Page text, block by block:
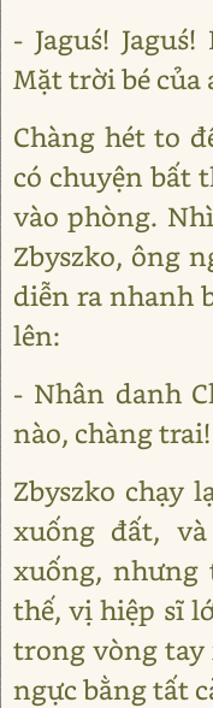
- Jaguś!
Mặt trời bé của
Chàng hét to
có chuyện bất
vào phòng.
Zbyszko, ông
diễn ra nhanh
lên:
- Nhân danh
nào, chàng trai!
Zbyszko chạy
xuống đất,
xuống, nhưng
thế, vị hiệp sĩ
trong vòng tay
ngực bằng tất